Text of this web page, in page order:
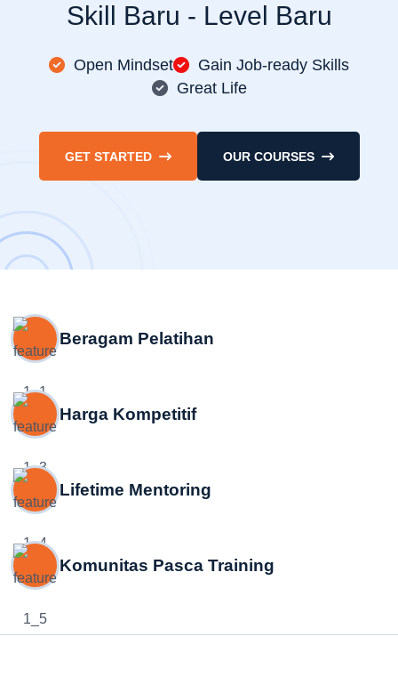
Skill Baru - Level Baru
Open Mindset
Gain Job-ready Skills
Great Life
GET STARTED OUR COURSES
Beragam Pelatihan
Harga Kompetitif
Lifetime Mentoring
Komunitas Pasca Training